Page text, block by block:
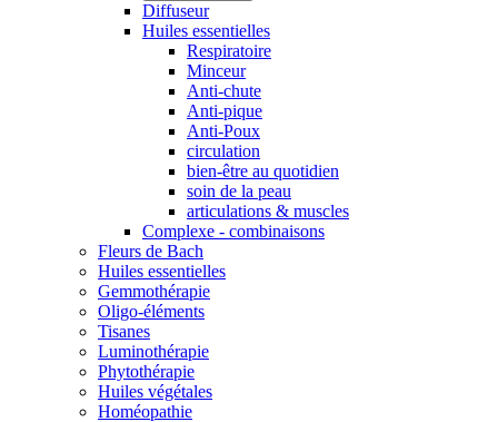
Diffuseur
Huiles essentielles
Respiratoire
Minceur
Anti-chute
Anti-pique
Anti-Poux
circulation
bien-être au quotidien
soin de la peau
articulations & muscles
Complexe - combinaisons
Fleurs de Bach
Huiles essentielles
Gemmothérapie
Oligo-éléments
Tisanes
Luminothérapie
Phytothérapie
Huiles végétales
Homéopathie